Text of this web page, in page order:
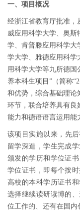
一、项目概况
经浙江省教育厅批准，
威应用科学大学、奥斯
学、肯普滕应用科学大
学大学、雅德应用科学
用科学大学等九所德
养本科生项目”（简称
和优势，综合基础理论
环节，联合培养具有良
能力和德语语言运用能
该项目实施以来，先
留学深造，学生完成
颁发的学历和学位证
学位证书，即每个按
高校的本科学历证书
选择继续读研读博的
位工作的、还有在国内